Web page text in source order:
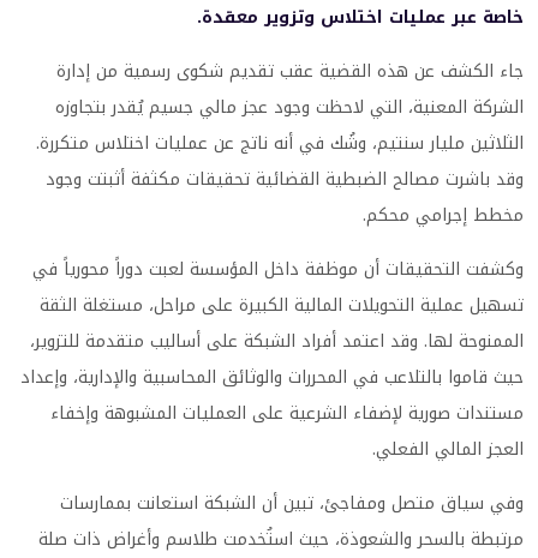
خاصة عبر عمليات اختلاس وتزوير معقدة.
جاء الكشف عن هذه القضية عقب تقديم شكوى رسمية من إدارة
الشركة المعنية، التي لاحظت وجود عجز مالي جسيم يُقدر بتجاوزه
الثلاثين مليار سنتيم، وشُك في أنه ناتج عن عمليات اختلاس متكررة.
وقد باشرت مصالح الضبطية القضائية تحقيقات مكثفة أثبتت وجود
مخطط إجرامي محكم.
وكشفت التحقيقات أن موظفة داخل المؤسسة لعبت دوراً محورياً في
تسهيل عملية التحويلات المالية الكبيرة على مراحل، مستغلة الثقة
الممنوحة لها. وقد اعتمد أفراد الشبكة على أساليب متقدمة للتزوير،
حيث قاموا بالتلاعب في المحررات والوثائق المحاسبية والإدارية، وإعداد
مستندات صورية لإضفاء الشرعية على العمليات المشبوهة وإخفاء
العجز المالي الفعلي.
وفي سياق متصل ومفاجئ، تبين أن الشبكة استعانت بممارسات
مرتبطة بالسحر والشعوذة، حيث استُخدمت طلاسم وأغراض ذات صلة